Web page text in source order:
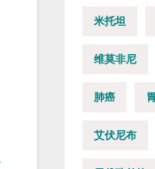
米托坦
维莫非尼
肺癌
艾伏尼布